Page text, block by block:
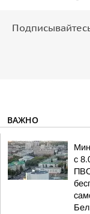
ВАЖНО
с